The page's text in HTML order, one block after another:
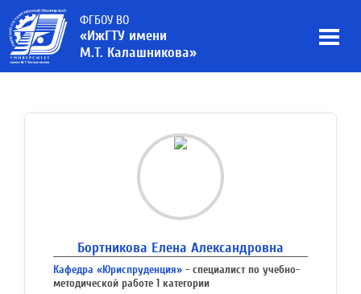
ФГБОУ ВО
«ИжГТУ имени
М.Т. Калашникова»
Бортникова Елена Александровна
Кафедра «Юриспруденция» - специалист по учебно-
методической работе 1 категории